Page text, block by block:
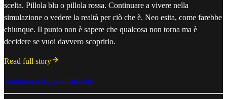
scelta. Pillola blu o pillola rossa. Continuare a vivere nella
simulazione o vedere la realtà per ciò che è. Neo esita, come farebbe
chiunque. Il punto non è sapere che qualcosa non torna ma è
decidere se vuoi davvero scoprirlo.
Read full story
Continua a leggere l'articolo